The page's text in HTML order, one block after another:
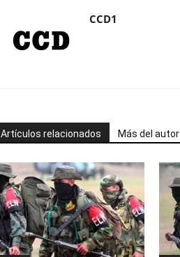
CCD1
Artículos relacionados Más del autor